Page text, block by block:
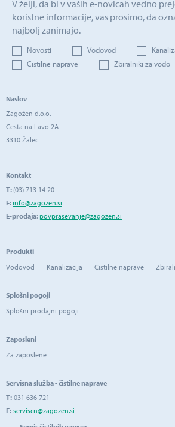
V želji, da bi v vaših e-novicah vedno
koristne informacije, vas prosimo, da
najbolj zanimajo.
Novosti Vodovod
Čistilne naprave
Zbiralniki za vodo
Naslov
Zagožen d.o.o.
Cesta na Lavo 2A
3310 Žalec
Kontakt
T: (03) 713 14 20
E:info@zagozen.si
E-prodaja: povprasevanje@zagozen.si
Produkti
Vodovod
Kanalizacija Čistilne naprave
Splošni pogoji
Splošni prodajni pogoji
Zaposleni
Za zaposlene
Servisna služba - čistilne naprave
T: 031 636 721
E: serviscn@zagozen.si